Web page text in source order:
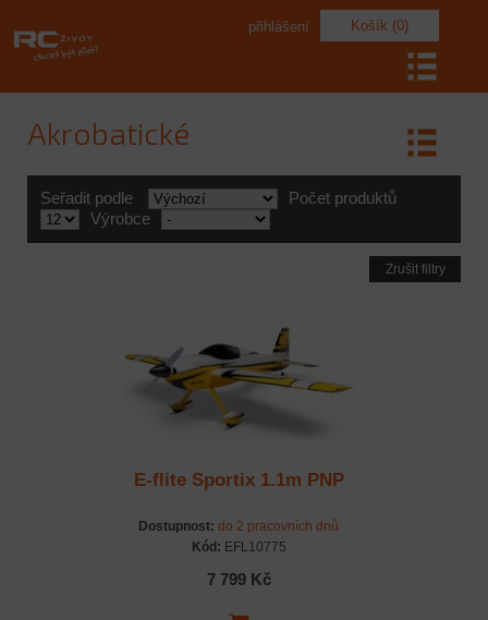
Košík (0)
přihlášení
Akrobatické
Seřadit podle
Počet produktů
Výrobce
Zrušit filtry
E-flite Sportix 1.1m PNP
Dostupnost: do 2 pracovních dnů
Kód: EFL10775
7 799 Kč